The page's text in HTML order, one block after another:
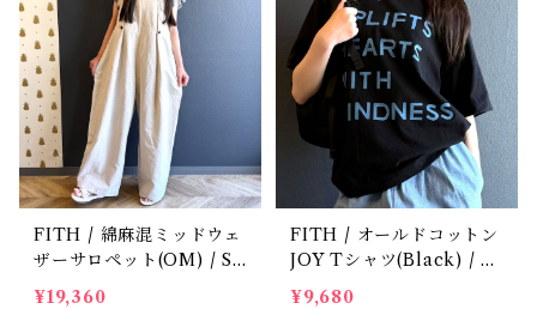
FITH / 綿麻混ミッドウェ
ザーサロペット(OM) / Si
ze 1・2
¥19,360
FITH / オールドコットン
JOY Tシャツ(Black) / Si
ze 1・2
¥9,680